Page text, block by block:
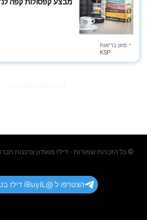
שעונים וצמידים חכמים
תאורה
תיקים וארנקים
תספורת וגילוח
מבצע קפסולות קפה
מזון בריאות
KSP
© כל הזכויות שמורות - דילז מועדון צרכנות
הצטרפו ל @iBuyIL דילז בטלגרם